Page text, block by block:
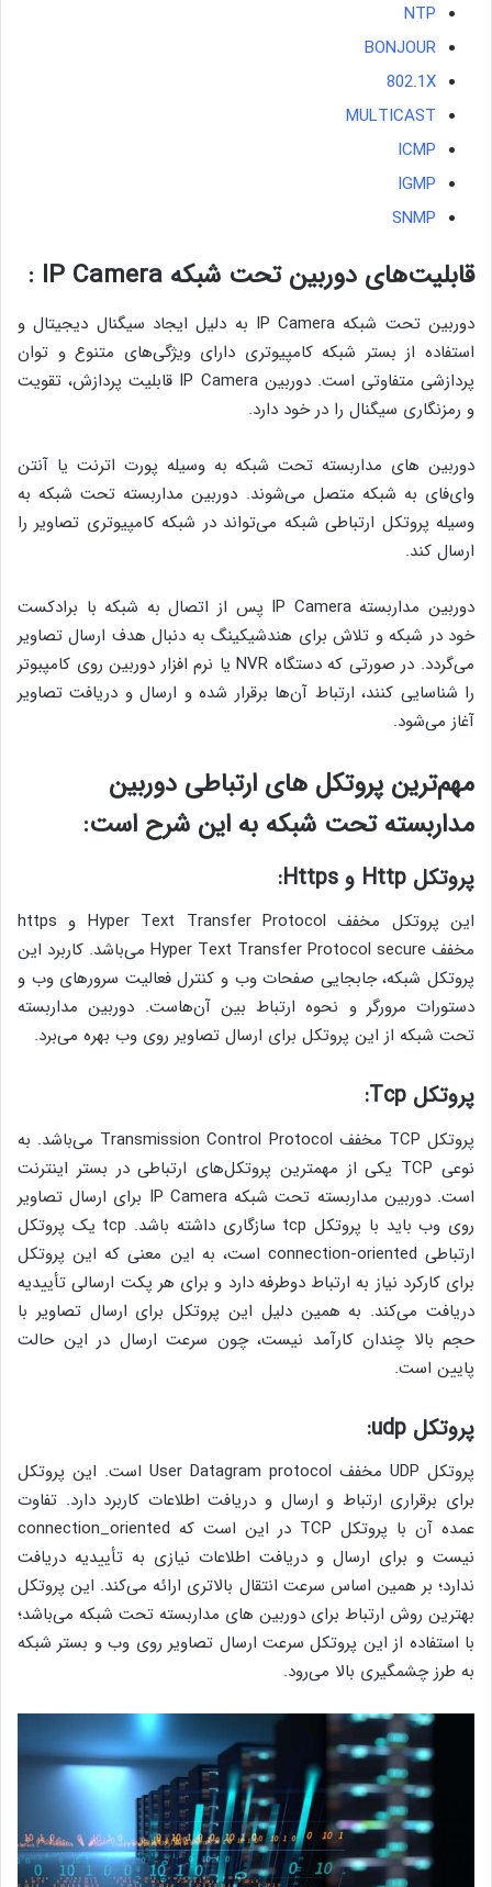
NTP
BONJOUR
802.1X
MULTICAST
ICMP
IGMP
SNMP
قابلیت‌های دوربین تحت شبکه IP Camera :
دوربین تحت شبکه IP Camera به دلیل ایجاد سیگنال دیجیتال و
استفاده از بستر شبکه کامپیوتری دارای ویژگی‌های متنوع و توان
پردازشی متفاوتی است. دوربین IP Camera قابلیت پردازش، تقویت
و رمزنگاری سیگنال را در خود دارد.
دوربین های مداربسته تحت شبکه به وسیله پورت اترنت یا آنتن
وای‌فای به شبکه متصل می‌شوند. دوربین مداربسته تحت شبکه به
وسیله پروتکل‌ ارتباطی شبکه می‌تواند در شبکه کامپیوتری تصاویر را
ارسال کند.
دوربین مداربسته IP Camera پس از اتصال به شبکه با برادکست
خود در شبکه و تلاش برای هندشیکینگ به دنبال هدف ارسال تصاویر
می‌گردد. در صورتی که دستگاه NVR یا نرم افزار دوربین روی کامپبوتر
را شناسایی کنند، ارتباط آن‌ها برقرار شده و ارسال و دریافت تصاویر
آغاز می‌شود.
مهم‌ترین پروتکل های ارتباطی دوربین
مداربسته تحت شبکه به این شرح است:
پروتکل Http و Https:
این پروتکل مخفف Hyper Text Transfer Protocol و https
مخفف Hyper Text Transfer Protocol secure می‌باشد. کاربرد این
پروتکل شبکه، جابجایی صفحات وب و کنترل فعالیت سرورهای وب و
دستورات مرورگر و نحوه ارتباط بین آن‌هاست. دوربین مداربسته
تحت شبکه از این پروتکل برای ارسال تصاویر روی وب بهره می‌برد.
پروتکل Tcp:
پروتکل TCP مخفف Transmission Control Protocol می‌باشد. به
نوعی TCP یکی از مهمترین پروتکل‌های ارتباطی در بستر اینترنت
است. دوربین مداربسته تحت شبکه IP Camera برای ارسال تصاویر
روی وب باید با پروتکل tcp سازگاری داشته باشد. tcp یک پروتکل
ارتباطی connection-oriented است، به این معنی که این پروتکل
برای کارکرد نیاز به ارتباط دوطرفه دارد و برای هر پکت ارسالی تأییدیه
دریافت می‌کند. به همین دلیل این پروتکل برای ارسال تصاویر با
حجم بالا چندان کارآمد نیست، چون سرعت ارسال در این حالت
پایین است.
پروتکل udp:
پروتکل UDP مخفف User Datagram protocol است. این پروتکل
برای برقراری ارتباط و ارسال و دریافت اطلاعات کاربرد دارد. تفاوت
عمده آن با پروتکل TCP در این است که connection_oriented
نیست و برای ارسال و دریافت اطلاعات نیازی به تأییدیه دریافت
ندارد؛ بر همین اساس سرعت انتقال بالاتری ارائه می‌کند. این پروتکل
بهترین روش ارتباط برای دوربین‌ های مداربسته تحت شبکه می‌باشد؛
با استفاده از این پروتکل سرعت ارسال تصاویر روی وب و بستر شبکه
به طرز چشمگیری بالا می‌رود.